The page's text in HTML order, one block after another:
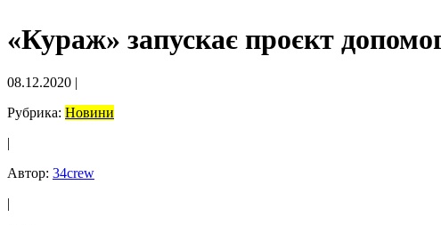
«Кураж» запускає проєкт
08.12.2020 |
Рубрика: Новини
|
Автор: 34crew
|